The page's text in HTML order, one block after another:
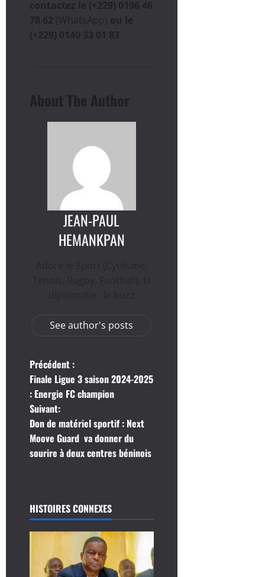
contactez le (+229) 0196 46
78 62 (WhatsApp) ou le
(+229) 0140 33 01 83
About The Author
JEAN-PAUL
HEMANKPAN
See author's posts
N
a
v
i
t
Précédent :
Finale Ligue 3 saison 2024-2025
: Energie FC champion
Suivant:
Don de matériel sportif : Next
Moove Guard va donner du
sourire à deux centres béninois
HISTOIRES CONNEXES